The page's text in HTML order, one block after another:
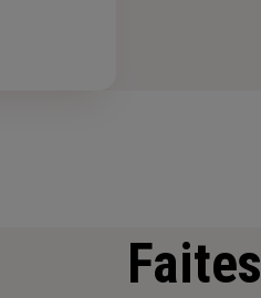
Faites